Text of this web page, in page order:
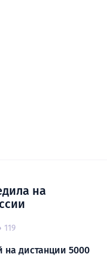
на
119
на дистанции 5000